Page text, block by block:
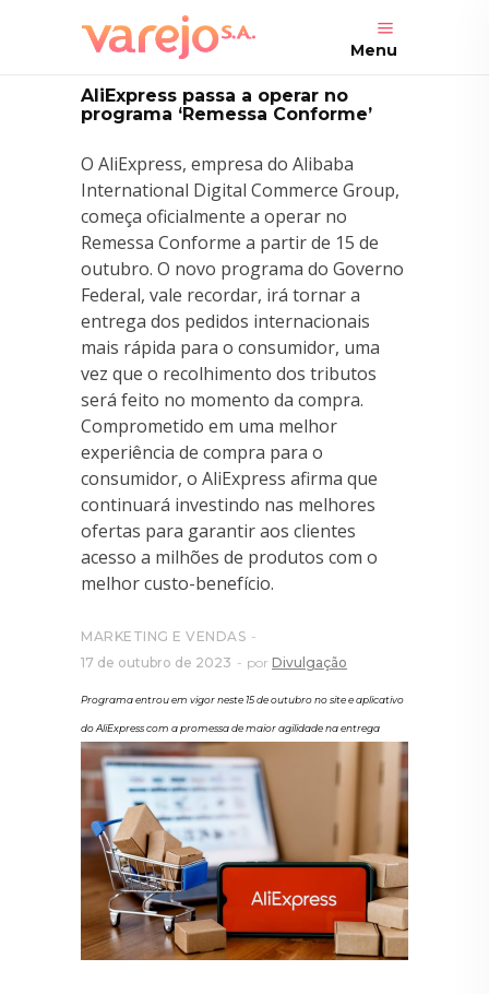
Menu
AliExpress passa a operar no
programa ‘Remessa Conforme’
O AliExpress, empresa do Alibaba
International Digital Commerce Group,
começa oficialmente a operar no
Remessa Conforme a partir de 15 de
outubro. O novo programa do Governo
Federal, vale recordar, irá tornar a
entrega dos pedidos internacionais
mais rápida para o consumidor, uma
vez que o recolhimento dos tributos
será feito no momento da compra.
Comprometido em uma melhor
experiência de compra para o
consumidor, o AliExpress afirma que
continuará investindo nas melhores
ofertas para garantir aos clientes
acesso a milhões de produtos com o
melhor custo-benefício.
MARKETING E VENDAS
17 de outubro de 2023
por Divulgação
Programa entrou em vigor neste 15 de outubro no site e aplicativo
do AliExpress com a promessa de maior agilidade na entrega